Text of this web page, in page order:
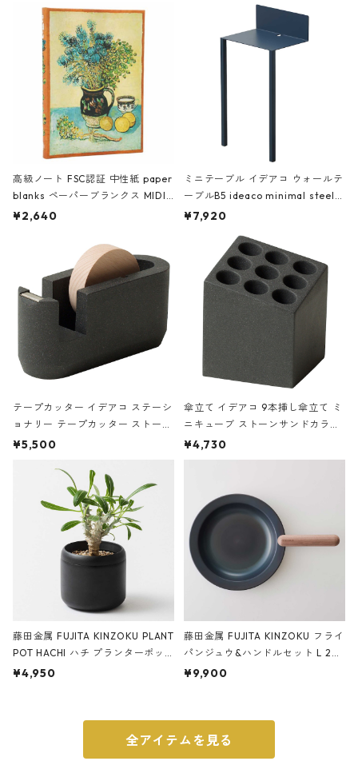
高級ノート FSC認証 中性紙 paper
blanks ペーパーブランクス MIDI
ハードカバー 罫線 ヴァン・ゴッホ
¥2,640
ミニテーブル イデアコ ウォールテ
ーブルB5 ideaco minimal steel f
urniture WALL Table B5 ネイビー
¥7,920
テープカッター イデアコ ステーシ
ョナリー テープカッター ストーン
サンドカラー 石調 ideaco Station
¥5,500
傘立て イデアコ 9本挿し傘立て ミ
ニキューブ ストーンサンドカラー
石調 ideaco Umbrella Stand CUB
E ストーンサンドブラック
¥4,730
藤田金属 FUJITA KINZOKU PLANT
POT HACHI ハチ プランターポッ
ト 3号 ブラック
¥4,950
藤田金属 FUJITA KINZOKU フライ
パンジュウ&ハンドルセット L 24c
m ガス火・IH対応 鉄フライパン
¥9,900
全アイテムを見る